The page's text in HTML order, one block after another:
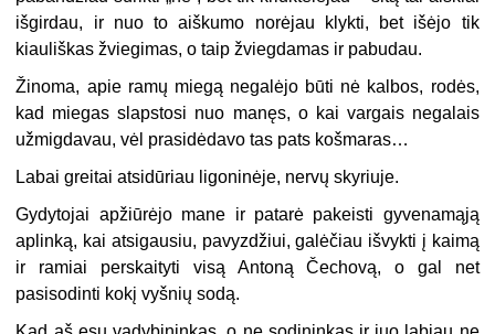
išgirdau, ir nuo to aiškumo norėjau klykti, bet išėjo tik
kiauliškas žviegimas, o taip žviegdamas ir pabudau.
Žinoma, apie ramų miegą negalėjo būti nė kalbos, rodės,
kad miegas slapstosi nuo manęs, o kai vargais negalais
užmigdavau, vėl prasidėdavo tas pats košmaras…
Labai greitai atsidūriau ligoninėje, nervų skyriuje.
Gydytojai apžiūrėjo mane ir patarė pakeisti gyvenamąją
aplinką, kai atsigausiu, pavyzdžiui, galėčiau išvykti į kaimą
ir ramiai perskaityti visą Antoną Čechovą, o gal net
pasisodinti kokį vyšnių sodą.